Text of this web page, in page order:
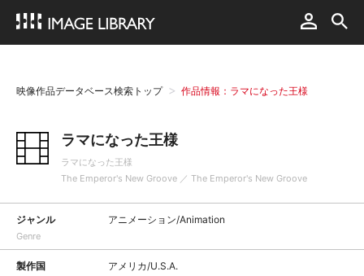
映像作品データベース検索トップ 作品情報：ラマになった王様
ラマになった王様
ラマになった王様
The Emperor's New Groove ／ The Emperor's New Groove
ジャンル
Genre
アニメーション/Animation
製作国 アメリカ/U.S.A.